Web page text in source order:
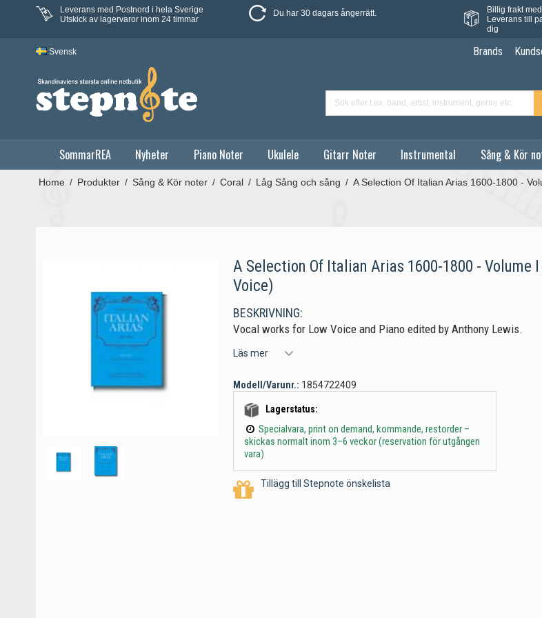
Leverans med Postnord i hela Sverige
Utskick av lagervaror inom 24 timmar
Du har 30 dagars ångerrätt.
Billig frakt
Leverans till
dig
Svensk Brands
SommarREA Nyheter Piano Noter Ukulele Gitarr Noter Instrumental Sång & Kör
Home / Produkter / Sång & Kör noter / Coral / Låg Sång och sång / A Selection Of Italian Arias 1600-1800 -
A Selection Of Italian Arias 1600-1800 - Volume
Voice)
BESKRIVNING:
Vocal works for Low Voice and Piano edited by Anthony Lewis.
Läs mer
Modell/Varunr.: 1854722409
Lagerstatus:
Specialvara, print on demand, kommande, restorder –
skickas normalt inom 3–6 veckor (reservation för utgången
vara)
Tillägg till Stepnote önskelista